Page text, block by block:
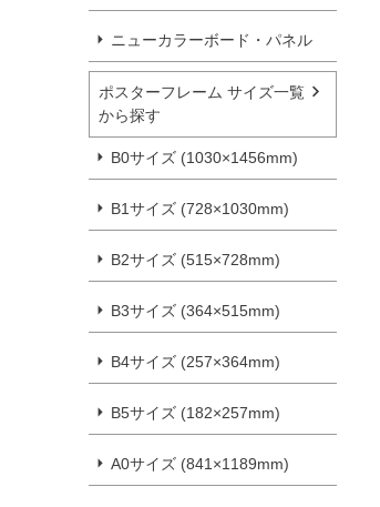
ニューカラーボード・パネル
ポスターフレーム サイズ一覧
から探す
B0サイズ (1030×1456mm)
B1サイズ (728×1030mm)
B2サイズ (515×728mm)
B3サイズ (364×515mm)
B4サイズ (257×364mm)
B5サイズ (182×257mm)
A0サイズ (841×1189mm)